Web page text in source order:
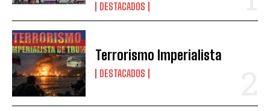
DESTACADOS
Terrorismo Imperialista
DESTACADOS